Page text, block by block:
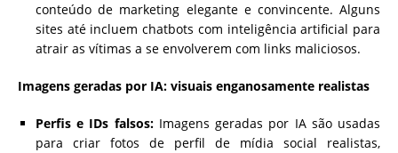
conteúdo de marketing elegante e convincente. Alguns
sites até incluem chatbots com inteligência artificial para
atrair as vítimas a se envolverem com links maliciosos.
Imagens geradas por IA: visuais enganosamente realistas
Perfis e IDs falsos:Imagens geradas por IA são usadas
para criar fotos de perfil de mídia social realistas,